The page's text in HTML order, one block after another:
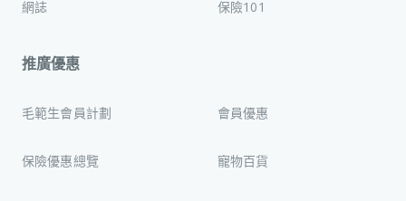
網誌 保險101
推廣優惠
毛範生會員計劃 會員優惠
保險優惠總覽 寵物百貨